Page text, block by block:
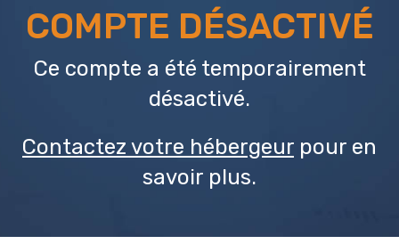
COMPTE DÉSACTIVÉ
Ce compte a été temporairement
désactivé.
Contactez votre hébergeur pour en
savoir plus.